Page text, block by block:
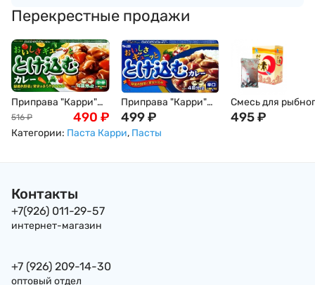
Перекрестные продажи
Приправа "Карри"
полуострая, S&B, 8
порций, 144 г
516 ₽ 490 ₽
Приправа "Карри"
острая, S&B, 10
порций, 188 г
499₽
Смесь для
бульона Хондаши
495₽
Категории: Паста Карри, Пасты
Контакты
+7(926) 011-29-57
интернет-магазин
+7 (926) 209-14-30
оптовый отдел